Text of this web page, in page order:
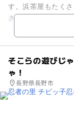
す。浜茶屋もたく
さんの人でにぎわ
そこらの遊びじ
ゃ！
長野県長野市